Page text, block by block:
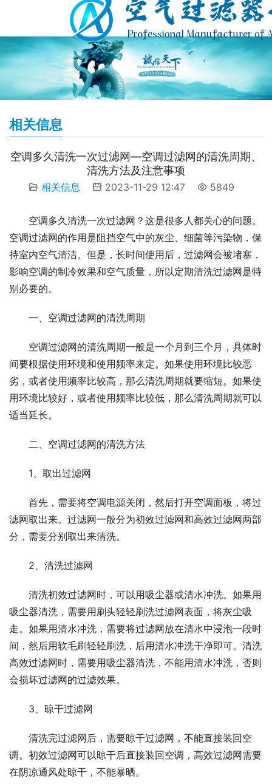
相关信息
空调多久清洗一次过滤网—空调过滤网的清洗周期、
清洗方法及注意事项
相关信息 2023-11-29 12:47 5849
空调多久清洗一次过滤网？这是很多人都关心的问题。
空调过滤网的作用是阻挡空气中的灰尘、细菌等污染物，保
持室内空气清洁。但是，长时间使用后，过滤网会被堵塞，
影响空调的制冷效果和空气质量，所以定期清洗过滤网是特
别必要的。
一、空调过滤网的清洗周期
空调过滤网的清洗周期一般是一个月到三个月，具体时
间要根据使用环境和使用频率来定。如果使用环境比较恶
劣，或者使用频率比较高，那么清洗周期就要缩短。如果使
用环境比较好，或者使用频率比较低，那么清洗周期就可以
适当延长。
二、空调过滤网的清洗方法
1、取出过滤网
首先，需要将空调电源关闭，然后打开空调面板，将过
滤网取出来。过滤网一般分为初效过滤网和高效过滤网两部
分，需要分别取出来清洗。
2、清洗过滤网
清洗初效过滤网时，可以用吸尘器或清水冲洗。如果用
吸尘器清洗，需要用刷头轻轻刷洗过滤网表面，将灰尘吸
走。如果用清水冲洗，需要将过滤网放在清水中浸泡一段时
间，然后用软毛刷轻轻刷洗，后用清水冲洗干净即可。清洗
高效过滤网时，需要用吸尘器清洗，不能用清水冲洗，否则
会损坏过滤网的过滤效果。
3、晾干过滤网
清洗完过滤网后，需要晾干过滤网，不能直接装回空
调。初效过滤网可以晾干后直接装回空调，高效过滤网需要
在阴凉通风处晾干，不能暴晒。